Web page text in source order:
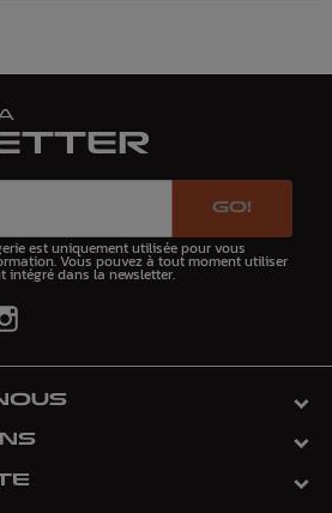
GO!
est uniquement utilisée pour vous
Vous pouvez à tout moment utiliser
intégré dans la newsletter.